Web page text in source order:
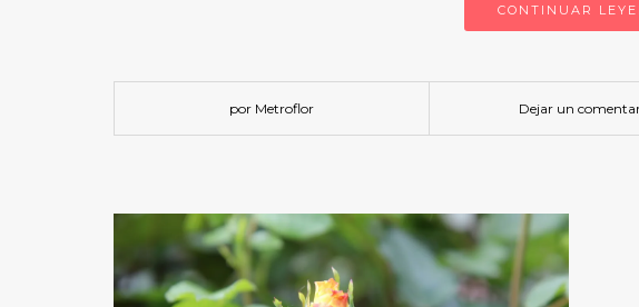
CONTINUAR
por Metroflor Dejar un